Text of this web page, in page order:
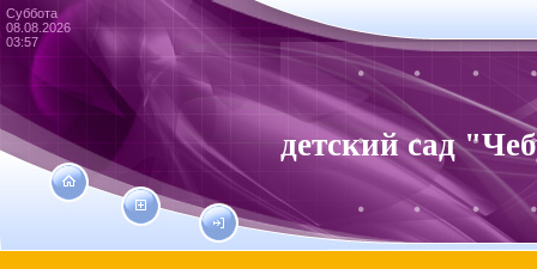
Суббота
08.08.2026
03:57
детский сад